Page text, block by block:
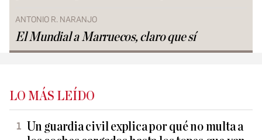
ANTONIO R. NARANJO
El Mundial a Marruecos, claro que sí
LO MÁS LEÍDO
Un guardia civil explica por qué no multa a